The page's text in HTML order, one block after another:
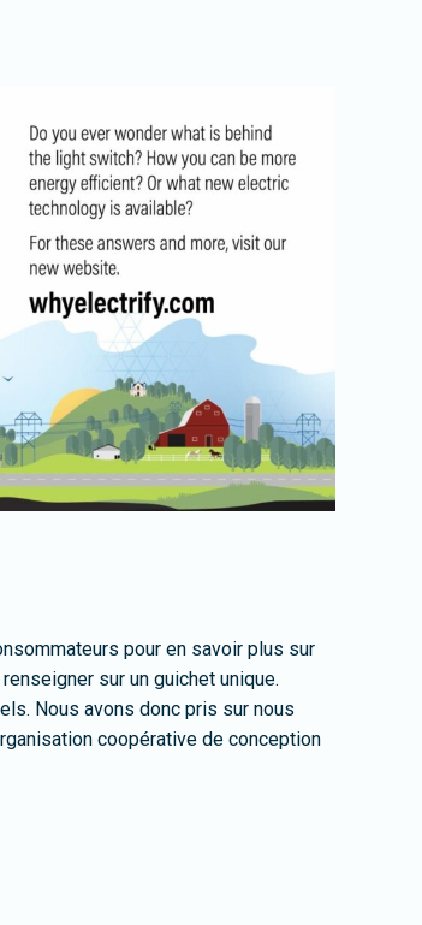
pour en savoir plus sur
sur un guichet unique.
Nous avons donc pris sur nous
coopérative de conception